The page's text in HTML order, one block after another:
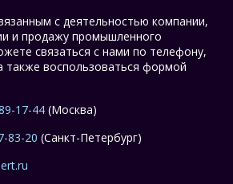
с деятельностью компании,
и продажу промышленного
связаться с нами по телефону,
также воспользоваться формой
17-44 (Москва)
83-20 (Санкт-Петербург)